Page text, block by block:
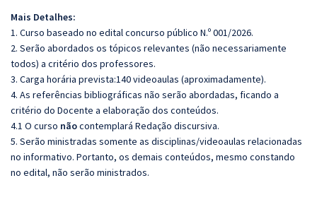
Mais Detalhes:
1. Curso baseado no edital concurso público N.º 001/2026.
2. Serão abordados os tópicos relevantes (não necessariamente
todos) a critério dos professores.
3. Carga horária prevista:140 videoaulas (aproximadamente).
4. As referências bibliográficas não serão abordadas, ficando a
critério do Docente a elaboração dos conteúdos.
4.1 O curso nãocontemplará Redação discursiva.
5. Serão ministradas somente as disciplinas/videoaulas relacionadas
no informativo. Portanto, os demais conteúdos, mesmo constando
no edital, não serão ministrados.